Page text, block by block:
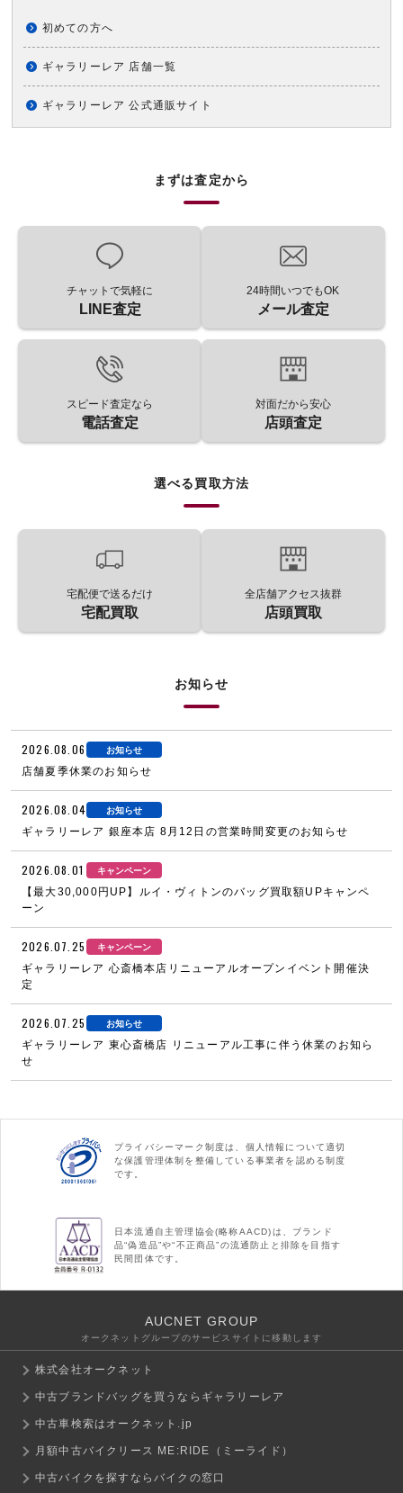
初めての方へ
ギャラリーレア 店舗一覧
ギャラリーレア 公式通販サイト
まずは査定から
チャットで気軽に
LINE査定
24時間いつでもOK
メール査定
スピード査定なら
電話査定
対面だから安心
店頭査定
選べる買取方法
宅配便で送るだけ
宅配買取
全店舗アクセス抜群
店頭買取
お知らせ
2026.08.06 お知らせ
店舗夏季休業のお知らせ
2026.08.04 お知らせ
ギャラリーレア 銀座本店 8月12日の営業時間変更のお知らせ
2026.08.01 キャンペーン
【最大30,000円UP】ルイ・ヴィトンのバッグ買取額UPキャンペ
ーン
2026.07.25 キャンペーン
ギャラリーレア 心斎橋本店リニューアルオープンイベント開催決
定
2026.07.25 お知らせ
ギャラリーレア 東心斎橋店 リニューアル工事に伴う休業のお知ら
せ
プライバシーマーク制度は、個人情報について適切
な保護管理体制を整備している事業者を認める制度
です。
日本流通自主管理協会(略称AACD)は、ブランド
品“偽造品”や“不正商品”の流通防止と排除を目指す
民間団体です。
AUCNET GROUP
オークネットグループのサービスサイトに移動します
株式会社オークネット
中古ブランドバッグを買うならギャラリーレア
中古車検索はオークネット.jp
月額中古バイクリース ME:RIDE（ミーライド）
中古バイクを探すならバイクの窓口